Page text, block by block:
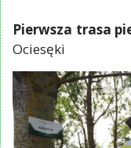
Pierwsza trasa
Ociesęki